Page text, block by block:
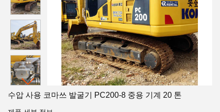
수압 사용 코마쓰 발굴기 PC200-8 중용 기계 20 톤